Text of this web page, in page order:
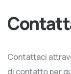
Contattaci
di contatto per